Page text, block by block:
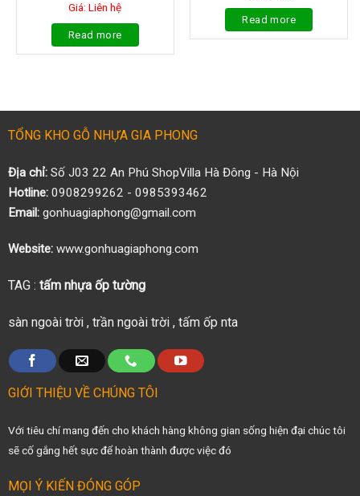
Giá: Liên hệ
Read more
Read more
TỔNG KHO GỖ NHỰA GIA PHONG
Địa chỉ:Số J03 22 An Phú ShopVilla Hà Đông - Hà Nội
Hotline:0908299262 - 0985393462
Email:gonhuagiaphong@gmail.com
Website:www.gonhuagiaphong.com
TAG : tấm nhựa ốp tường
sàn ngoài trời, trần ngoài trời, tấm ốp nta
GIỚI THIỆU VỀ CHÚNG TÔI
Với tiêu chí mang đến cho khách hàng không gian sống hiện đại chúc tôi
sẽ cố gắng hết sực để hoàn thành được việc đó
MỌI Ý KIẾN ĐÓNG GÓP